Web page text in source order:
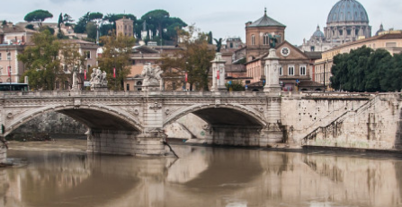
Поздняя Республика
(264-27 гг до н.э.)
Империя. Принципат
(27 г до н.э. — 284 г
н.э.)
Империя. Доминат
(284-476 гг)
Темные Века. Готы
Темные Века.
Экзархат
Музеи
Дохристианские
храмы
Христианские храмы,
базилики etc.
Дворцы
Арки, колонны и
обелиски
Фонтаны